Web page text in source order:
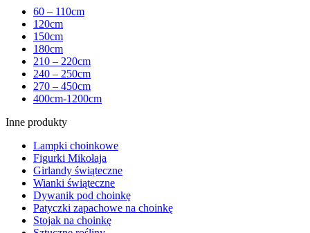
60 – 110cm
120cm
150cm
180cm
210 – 220cm
240 – 250cm
270 – 450cm
400cm-1200cm
Inne produkty
Lampki choinkowe
Figurki Mikołaja
Girlandy świąteczne
Wianki świąteczne
Dywanik pod choinkę
Patyczki zapachowe na choinkę
Stojak na choinkę